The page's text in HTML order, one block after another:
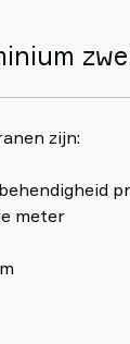
zijn:
meter